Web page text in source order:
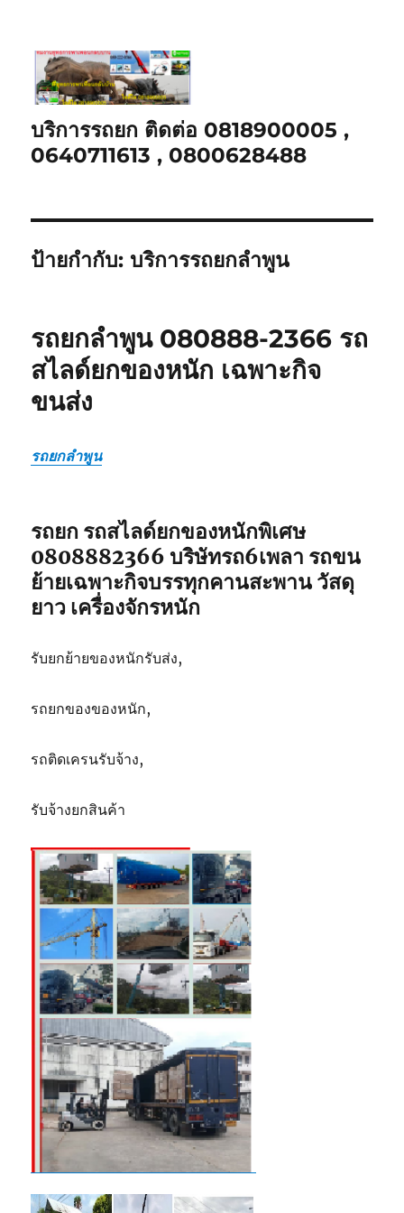
บริการรถยก ติดต่อ 0818900005 ,
0640711613 , 0800628488
ป้ายกำกับ:บริการรถยกลำพูน
รถยกลำพูน 080888-2366 รถ
สไลด์ยกของหนัก เฉพาะกิจ
ขนส่ง
รถยกลำพูน
รถยก รถสไลด์ยกของหนักพิเศษ
0808882366 บริษัทรถ6เพลา รถขน
ย้ายเฉพาะกิจบรรทุกคานสะพาน วัสดุ
ยาว เครื่องจักรหนัก
รับยกย้ายของหนักรับส่ง,
รถยกของของหนัก,
รถติดเครนรับจ้าง,
รับจ้างยกสินค้า